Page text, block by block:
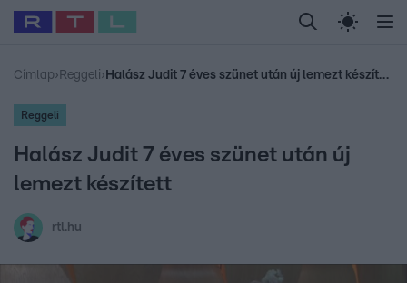
Legfrissebb RTL Híradó Randi Celeb vagyok,
Babits Marcella Most Wanted Gallusz
Címlap› Reggeli› Halász Judit 7 éves szünet után új lemezt készített
Reggeli
Halász Judit 7 éves szünet után új
lemezt készített
rtl.hu